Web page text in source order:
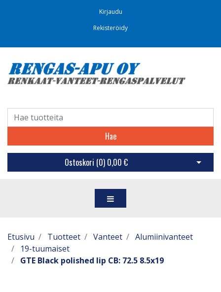
Kirjaudu
Rekisteröidy
Hae
Ostoskori (0) 0,00 € Avaa
Etusivu Tuotteet Vanteet
Alumiinivanteet
19-tuumaiset
GTE Black polished lip CB: 72.5 8.5x19